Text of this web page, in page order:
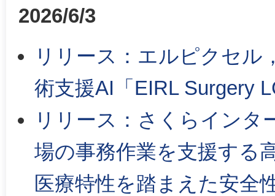
2026/6/3
リリース：エルピクセル
術支援AI「EIRL Surgery
リリース：さくらインタ
場の事務作業を支援する
医療特性を踏まえた安全